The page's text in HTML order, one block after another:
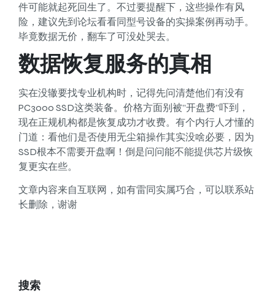
件可能就起死回生了。不过要提醒下，这些操作有风
险，建议先到论坛看看同型号设备的实操案例再动手。
毕竟数据无价，翻车了可没处哭去。
数据恢复服务的真相
实在没辙要找专业机构时，记得先问清楚他们有没有
PC3000 SSD这类装备。价格方面别被”开盘费”吓到，
现在正规机构都是恢复成功才收费。有个内行人才懂的
门道：看他们是否使用无尘箱操作其实没啥必要，因为
SSD根本不需要开盘啊！倒是问问能不能提供芯片级恢
复更实在些。
文章内容来自互联网，如有雷同实属巧合，可以联系站
长删除，谢谢
搜索